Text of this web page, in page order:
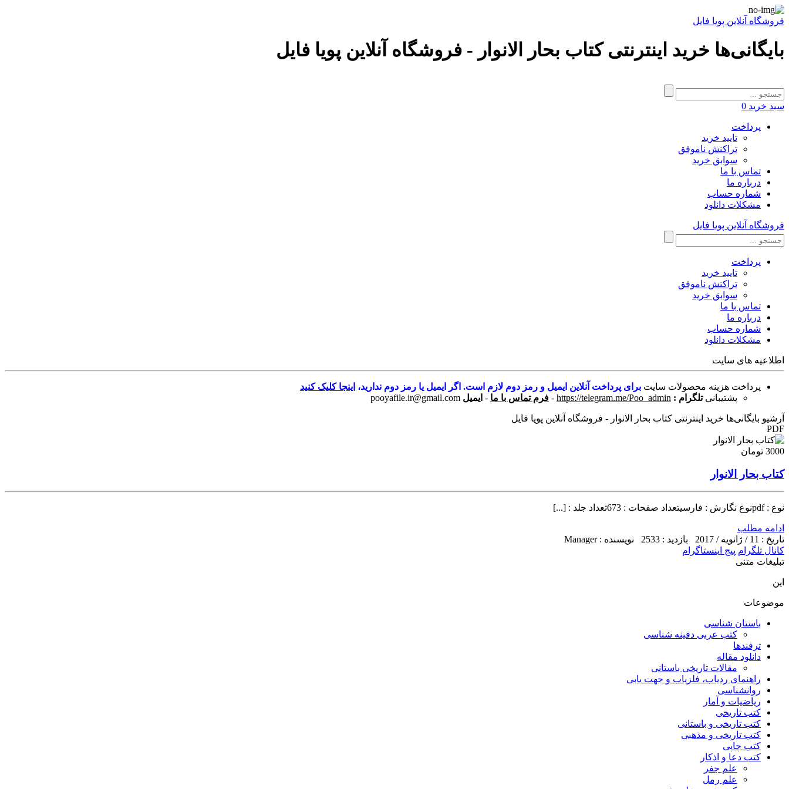
فروشگاه آنلاین پویا فایل
بایگانی‌ها خرید اینترنتی کتاب بحار الانوار - فروشگاه آنلاین پویا فایل
سبد خرید 0
پرداخت
تایید خرید
تراکنش ناموفق
سوابق خرید
تماس با ما
درباره ما
شماره حساب
مشکلات دانلود
فروشگاه آنلاین پویا فایل
پرداخت
تایید خرید
تراکنش ناموفق
سوابق خرید
تماس با ما
درباره ما
شماره حساب
مشکلات دانلود
اطلاعیه های سایت
پرداخت هزینه محصولات سایت برای پرداخت آنلاین ایمیل و رمز دوم لازم است. اگر ایمیل یا رمز دوم ندارید، اینجا کلیک کنید
پشتیبانی تلگرام : https://telegram.me/Poo_admin
- فرم تماس با ما - ایمیل pooyafile.ir@gmail.com
آرشیو بایگانی‌ها خرید اینترنتی کتاب بحار الانوار - فروشگاه آنلاین پویا فایل
PDF
3000 تومان
کتاب بحار الانوار
نوع : pdfنوع نگارش : فارسیتعداد صفحات : 673تعداد جلد : [...]
ادامه مطلب
تاریخ : 11 / ژانویه / 2017
بازدید : 2533
نویسنده : Manager
کانال تلگرام پیج اینستاگرام
تبلیغات متنی
این
موضوعات
باستان شناسی
کتب عربی دفینه شناسی
ترفندها
دانلود مقاله
مقالات تاریخی باستانی
راهنمای ردیاب، فلزیاب و جهت یابی
روانشناسی
ریاضیات و آمار
کتب تاریخی
کتب تاریخی و باستانی
کتب تاریخی و مذهبی
کتب چاپی
کتب دعا و اذکار
علم جفر
علم رمل